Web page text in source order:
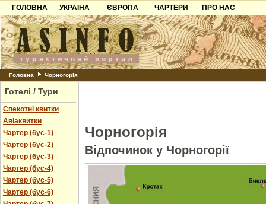
ГОЛОВНА
УКРАЇНА
Карпати
Азов
Причорноморря
Шацьк
ЄВРОПА
Чорногорія
Хорватія
Болгарія
ЧАРТЕРИ
ПРО НАС
Контакти
Партнерам
Додати готель
Головна Чорногорія
Готелі / Тури
Спекотні квитки
Авіаквитки
Чартер (бус-1)
Чартер (бус-2)
Чартер (бус-3)
Чартер (бус-4)
Чартер (бус-5)
Чартер (бус-6)
Чорногорія
Відпочинок у Чорногорії